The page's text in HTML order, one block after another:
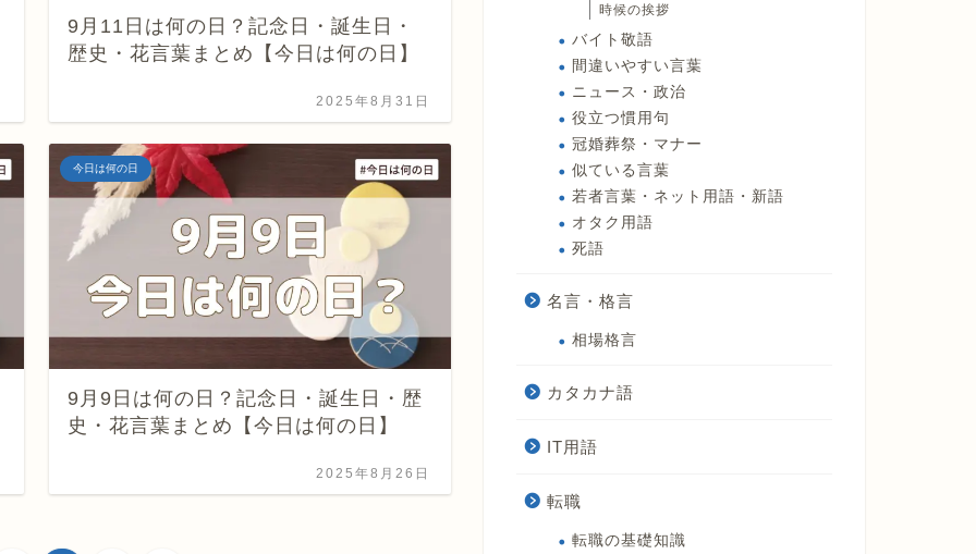
9月11日は何の日？記念日・誕生日・
歴史・花言葉まとめ【今日は何の日】
2025年8月31日
今日は何の日
9月9日は何の日？記念日・誕生日・歴
史・花言葉まとめ【今日は何の日】
2025年8月26日
時候の挨拶
バイト敬語
間違いやすい言葉
ニュース・政治
役立つ慣用句
冠婚葬祭・マナー
似ている言葉
若者言葉・ネット用語・新語
オタク用語
死語
名言・格言
相場格言
カタカナ語
IT用語
転職
転職の基礎知識